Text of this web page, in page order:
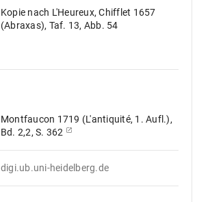
Kopie nach L'Heureux, Chifflet 1657
(Abraxas), Taf. 13, Abb. 54
Montfaucon 1719 (L'antiquité, 1. Aufl.),
Bd. 2,2, S. 362
digi.ub.uni-heidelberg.de